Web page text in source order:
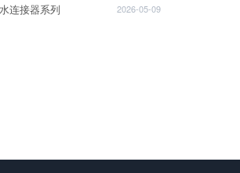
连接器系列 2026-05-09